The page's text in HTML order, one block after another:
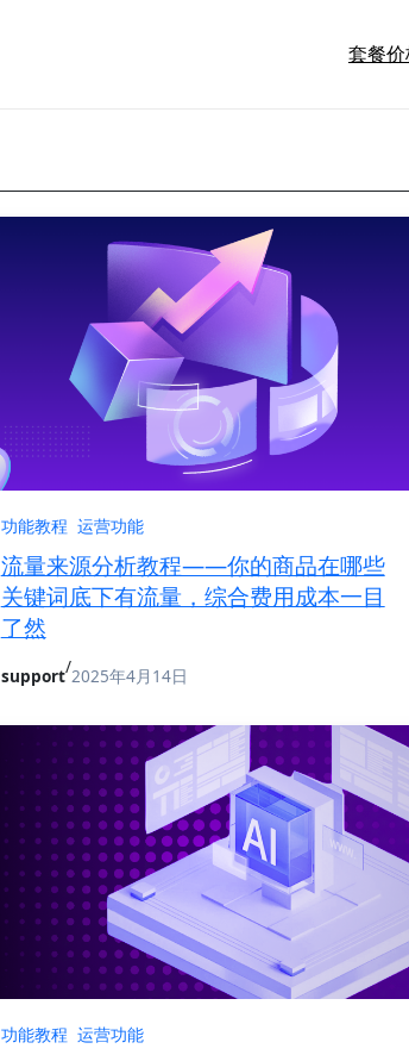
套餐
功能教程 运营功能
流量来源分析教程——你的商品在哪些
关键词底下有流量，综合费用成本一目
了然
support/2025年4月14日
功能教程 运营功能